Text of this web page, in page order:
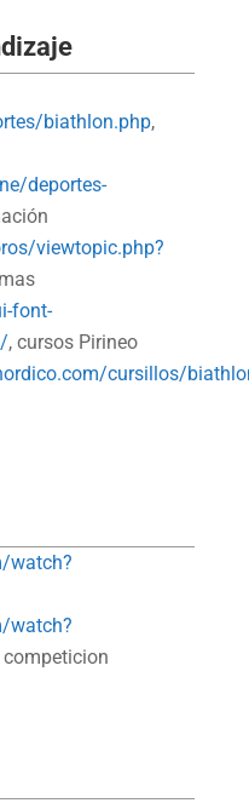
biathlon.php,
deportes-
viewtopic.php?
font-
, cursos Pirineo
cursillos/
watch?
watch?
competicion